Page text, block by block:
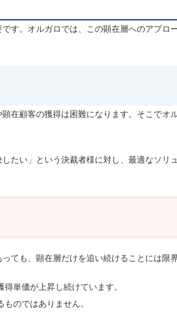
す。オルガロでは、この顕在層へのアプロ
在顧客の獲得は困難になります。そこでオ
たい」という決裁者様に対し、最適なソリ
ても、顕在層だけを追い続けることには限
単価が上昇し続けています。
のではありません。